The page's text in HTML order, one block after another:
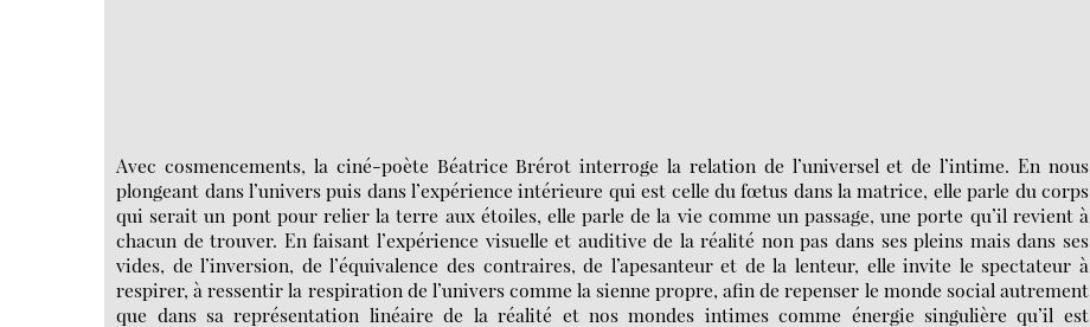
Avec cosmencements, la ciné-poète Béatrice Brérot interroge la relation de l’universel et de l’intime. En nous
plongeant dans l’univers puis dans l’expérience intérieure qui est celle du fœtus dans la matrice, elle parle du corps
qui serait un pont pour relier la terre aux étoiles, elle parle de la vie comme un passage, une porte qu’il revient à
chacun de trouver. En faisant l’expérience visuelle et auditive de la réalité non pas dans ses pleins mais dans ses
vides, de l’inversion, de l’équivalence des contraires, de l’apesanteur et de la lenteur, elle invite le spectateur à
respirer, à ressentir la respiration de l’univers comme la sienne propre, afin de repenser le monde social autrement
que dans sa représentation linéaire de la réalité et nos mondes intimes comme énergie singulière qu’il est